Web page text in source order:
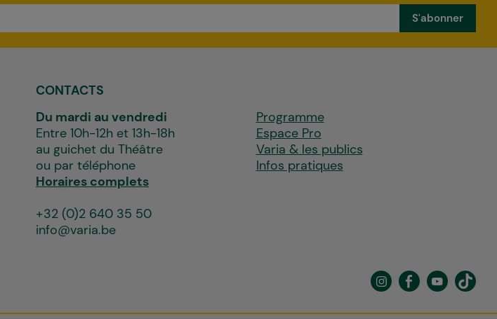
CONTACTS
Du mardi au vendredi
Entre 10h-12h et 13h-18h
au guichet du Théâtre
ou par téléphone
Horaires complets
+32 (0)2 640 35 50
info@varia.be
Programme
Espace Pro
Varia & les publics
Infos pratiques